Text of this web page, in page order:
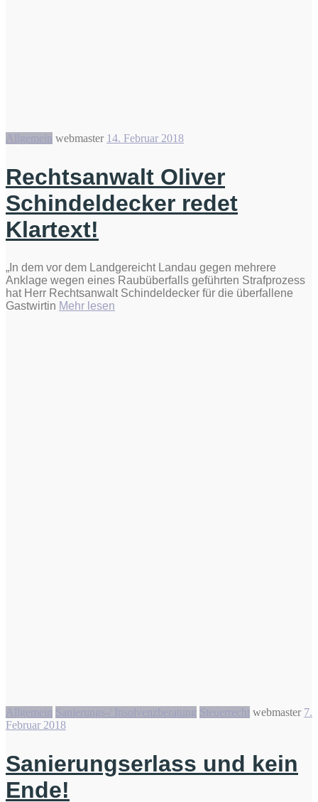
webmaster 14. Februar 2018
Rechtsanwalt Oliver
Schindeldecker redet
Klartext!
„In dem vor dem Landgereicht Landau gegen mehrere
Anklage wegen eines Raubüberfalls geführten Strafprozess
hat Herr Rechtsanwalt Schindeldecker für die überfallene
Gastwirtin Mehr lesen
webmaster 7.
Februar 2018
Sanierungserlass und kein
Ende!